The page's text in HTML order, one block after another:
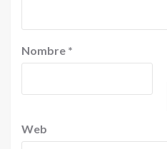
Nombre *
Web